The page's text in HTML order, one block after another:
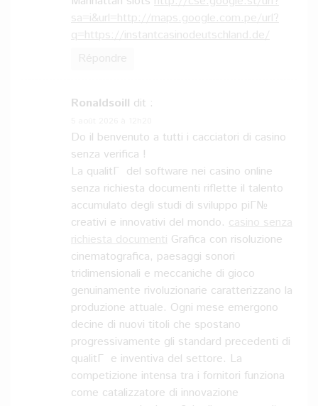
sa=i&url=http://maps.google.com.pe/url?
q=https://instantcasinodeutschland.de/
Ronaldsoill dit :
Do il benvenuto a tutti i cacciatori di casino
senza verifica !
La qualitГ del software nei casino online
senza richiesta documenti riflette il talento
accumulato degli studi di sviluppo piГ№
creativi e innovativi del mondo. casino senza
richiesta documenti Grafica con risoluzione
cinematografica, paesaggi sonori
tridimensionali e meccaniche di gioco
genuinamente rivoluzionarie caratterizzano la
produzione attuale. Ogni mese emergono
decine di nuovi titoli che spostano
progressivamente gli standard precedenti di
qualitГ e inventiva del settore. La
competizione intensa tra i fornitori funziona
come catalizzatore di innovazione